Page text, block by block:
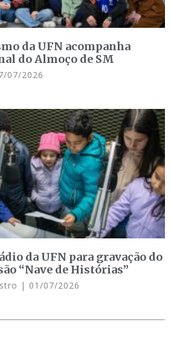
da UFN acompanha
do Almoço de SM
07/2026
da UFN para gravação do
“Nave de Histórias”
01/07/2026